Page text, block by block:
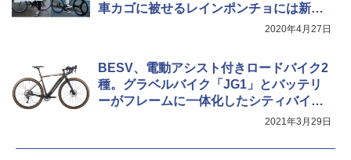
車カゴに被せるレインポンチョには新柄3
2020年4月27日
BESV、電動アシスト付きロードバイク2
種。グラベルバイク「JG1」とバッテリ
ーがフレームに一体化したシティバイク
2021年3月29日